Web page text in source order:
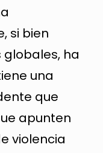
si bien
globales, ha
una
que
apunten
violencia